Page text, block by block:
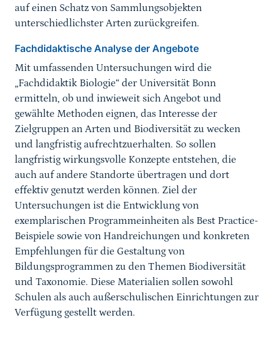
auf einen Schatz von Sammlungsobjekten
unterschiedlichster Arten zurückgreifen.
Fachdidaktische Analyse der Angebote
Mit umfassenden Untersuchungen wird die
„Fachdidaktik Biologie“ der Universität Bonn
ermitteln, ob und inwieweit sich Angebot und
gewählte Methoden eignen, das Interesse der
Zielgruppen an Arten und Biodiversität zu wecken
und langfristig aufrechtzuerhalten. So sollen
langfristig wirkungsvolle Konzepte entstehen, die
auch auf andere Standorte übertragen und dort
effektiv genutzt werden können. Ziel der
Untersuchungen ist die Entwicklung von
exemplarischen Programmeinheiten als Best Practice-
Beispiele sowie von Handreichungen und konkreten
Empfehlungen für die Gestaltung von
Bildungsprogrammen zu den Themen Biodiversität
und Taxonomie. Diese Materialien sollen sowohl
Schulen als auch außerschulischen Einrichtungen zur
Verfügung gestellt werden.
Sprungmarke